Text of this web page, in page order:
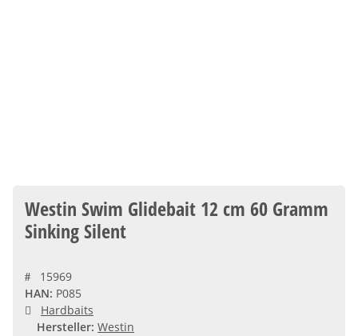
Westin Swim Glidebait 12 cm 60 Gramm
Sinking Silent
15969
HAN: P085
Hardbaits
Hersteller: Westin